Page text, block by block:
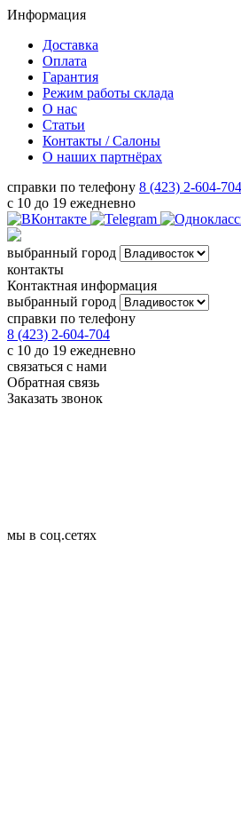
Информация
Доставка
Оплата
Гарантия
Режим работы склада
О нас
Статьи
Контакты / Салоны
О наших партнёрах
справки по телефону 8 (423) 2-604-704
с 10 до 19 ежедневно
выбранный город
контакты
Контактная информация
выбранный город
справки по телефону
8 (423) 2-604-704
с 10 до 19 ежедневно
связаться с нами
Обратная связь
Заказать звонок
мы в соц.сетях